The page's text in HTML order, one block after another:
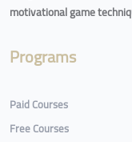
motivational game
Programs
Paid Courses
Free Courses